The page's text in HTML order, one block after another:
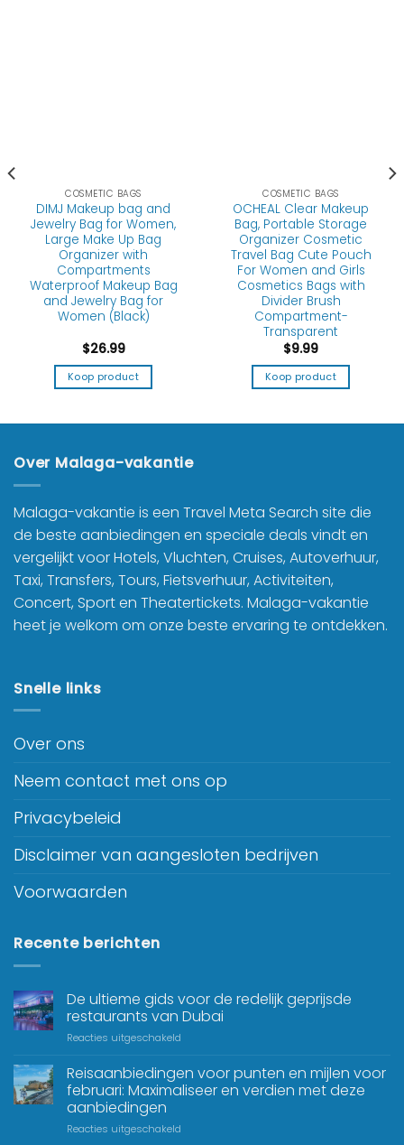
COSMETIC BAGS
DIMJ Makeup bag and
Jewelry Bag for Women,
Large Make Up Bag
Organizer with
Compartments
Waterproof Makeup Bag
and Jewelry Bag for
Women (Black)
$26.99
Koop product
COSMETIC BAGS
OCHEAL Clear Makeup
Bag, Portable Storage
Organizer Cosmetic
Travel Bag Cute Pouch
For Women and Girls
Cosmetics Bags with
Divider Brush
Compartment-
Transparent
$9.99
Koop product
Over Malaga-vakantie
Malaga-vakantie is een Travel Meta Search site die
de beste aanbiedingen en speciale deals vindt en
vergelijkt voor Hotels, Vluchten, Cruises, Autoverhuur,
Taxi, Transfers, Tours, Fietsverhuur, Activiteiten,
Concert, Sport en Theatertickets. Malaga-vakantie
heet je welkom om onze beste ervaring te ontdekken.
Snelle links
Over ons
Neem contact met ons op
Privacybeleid
Disclaimer van aangesloten bedrijven
Voorwaarden
Recente berichten
De ultieme gids voor de redelijk geprijsde
restaurants van Dubai
Reacties uitgeschakeld
Reisaanbiedingen voor punten en mijlen voor
februari: Maximaliseer en verdien met deze
aanbiedingen
Reacties uitgeschakeld